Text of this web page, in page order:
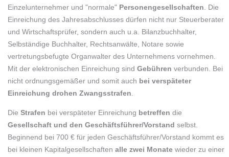
Einzelunternehmer und "normale" Personengesellschaften. Die
Einreichung des Jahresabschlusses dürfen nicht nur Steuerberater
und Wirtschaftsprüfer, sondern auch u.a. Bilanzbuchhalter,
Selbständige Buchhalter, Rechtsanwälte, Notare sowie
vertretungsbefugte Organwalter des Unternehmens vornehmen.
Mit der elektronischen Einreichung sindGebühren verbunden. Bei
nicht ordnungsgemäßer und somit auch bei verspäteter
Einreichung drohen Zwangsstrafen.
DieStrafen bei verspäteter Einreichung betreffen die
Gesellschaft und den Geschäftsführer/Vorstand selbst.
Beginnend bei 700 € für jeden Geschäftsführer/Vorstand kommt es
bei kleinen Kapitalgesellschaftenalle zwei Monatewieder zu einer